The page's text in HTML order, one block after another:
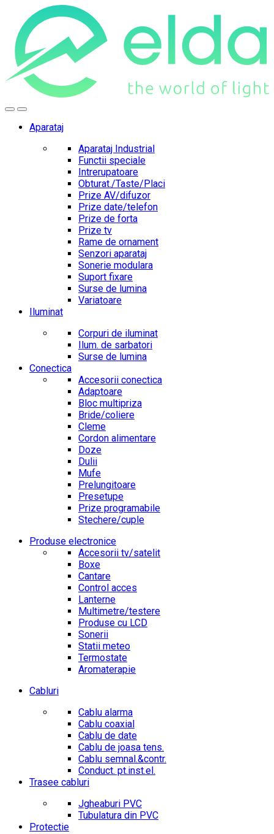
navigation
content
Aparataj
Aparataj Industrial
Functii speciale
Intrerupatoare
Obturat./Taste/Placi
Prize AV/difuzor
Prize date/telefon
Prize de forta
Prize tv
Rame de ornament
Senzori aparataj
Sonerie modulara
Suport fixare
Surse de lumina
Variatoare
Iluminat
Corpuri de iluminat
Ilum. de sarbatori
Surse de lumina
Conectica
Accesorii conectica
Adaptoare
Bloc multipriza
Bride/coliere
Cleme
Cordon alimentare
Doze
Dulii
Mufe
Prelungitoare
Presetupe
Prize programabile
Stechere/cuple
Produse electronice
Accesorii tv/satelit
Boxe
Cantare
Control acces
Lanterne
Multimetre/testere
Produse cu LCD
Sonerii
Statii meteo
Termostate
Aromaterapie
Cabluri
Cablu alarma
Cablu coaxial
Cablu de date
Cablu de joasa tens.
Cablu semnal.&contr.
Conduct. pt.inst.el.
Trasee cabluri
Jgheaburi PVC
Tubulatura din PVC
Protectie